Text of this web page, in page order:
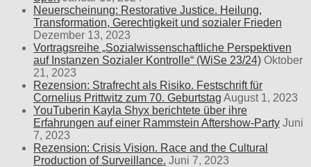
Neuerscheinung: Restorative Justice. Heilung,
Transformation, Gerechtigkeit und sozialer Frieden
Dezember 13, 2023
Vortragsreihe „Sozialwissenschaftliche Perspektiven
auf Instanzen Sozialer Kontrolle“ (WiSe 23/24) Oktober
21, 2023
Rezension: Strafrecht als Risiko. Festschrift für
Cornelius Prittwitz zum 70. Geburtstag August 1, 2023
YouTuberin Kayla Shyx berichtete über ihre
Erfahrungen auf einer Rammstein Aftershow-Party Juni
7, 2023
Rezension: Crisis Vision. Race and the Cultural
Production of Surveillance. Juni 7, 2023